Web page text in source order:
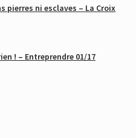
pierres ni esclaves – La Croix
! – Entreprendre 01/17